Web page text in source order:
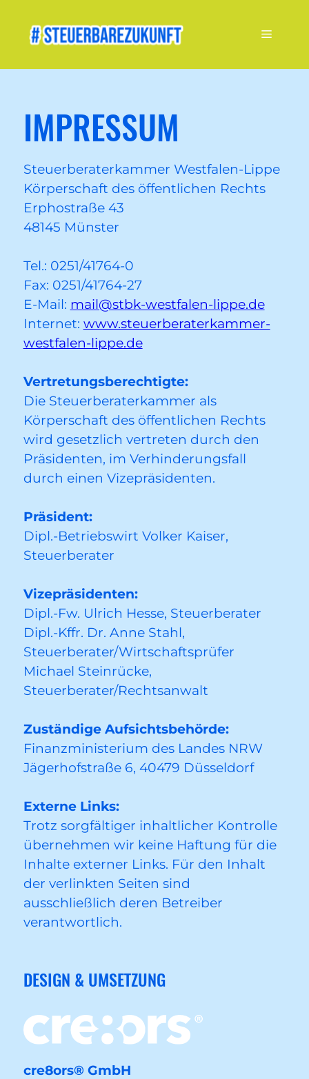
Inhalt
springen
Menü
IMPRESSUM
Steuerberaterkammer Westfalen-Lippe
Körperschaft des öffentlichen Rechts
Erphostraße 43
48145 Münster
Tel.: 0251/41764-0
Fax: 0251/41764-27
E-Mail: mail@stbk-westfalen-lippe.de
Internet: www.steuerberaterkammer-
westfalen-lippe.de
Vertretungsberechtigte:
Die Steuerberaterkammer als
Körperschaft des öffentlichen Rechts
wird gesetzlich vertreten durch den
Präsidenten, im Verhinderungsfall
durch einen Vizepräsidenten.
Präsident:
Dipl.-Betriebswirt Volker Kaiser,
Steuerberater
Vizepräsidenten:
Dipl.-Fw. Ulrich Hesse, Steuerberater
Dipl.-Kffr. Dr. Anne Stahl,
Steuerberater/Wirtschaftsprüfer
Michael Steinrücke,
Steuerberater/Rechtsanwalt
Zuständige Aufsichtsbehörde:
Finanzministerium des Landes NRW
Jägerhofstraße 6, 40479 Düsseldorf
Externe Links:
Trotz sorgfältiger inhaltlicher Kontrolle
übernehmen wir keine Haftung für die
Inhalte externer Links. Für den Inhalt
der verlinkten Seiten sind
ausschließlich deren Betreiber
verantwortlich.
DESIGN & UMSETZUNG
cre8ors® GmbH